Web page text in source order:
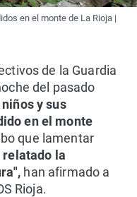
en el monte de La Rioja |
de la Guardia
del pasado
y sus
en el monte
que lamentar
relatado la
han afirmado a
Rioja.